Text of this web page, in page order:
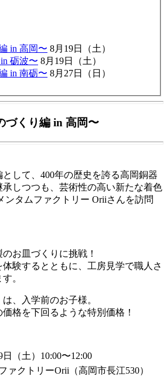
in 高岡〜 8月19日（土）
砺波〜 8月19日（土）
in 南砺〜 8月27日（日）
づくり編 in 高岡〜
して、400年の歴史を誇る高岡銅器
しつつも、芸術性の高い新たな着色
ンタムファクトリー Oriiさんを訪問
お皿づくりに挑戦！
験するとともに、工房見学で職人さ
。
、入学前のお子様。
格を下回るような特別価格！
日（土）10:00〜12:00
ァクトリーOrii（高岡市長江530）